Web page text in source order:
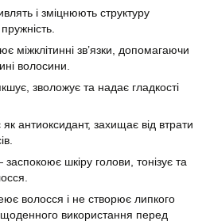
і зміцнюють структуру
міжклітинні зв’язки, допомагаючи
волосини.
зволожує та надає гладкості
антиоксидант, захищає від втрати
шкіру голови, тонізує та
волосся і не створює липкого
використання перед